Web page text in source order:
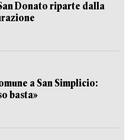
Donato riparte dalla
a San Simplicio:
basta»